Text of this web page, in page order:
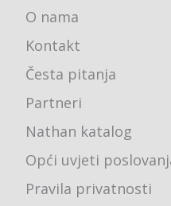
O nama
Kontakt
Česta pitanja
Partneri
Nathan katalog
Opći uvjeti
Pravila privatnosti